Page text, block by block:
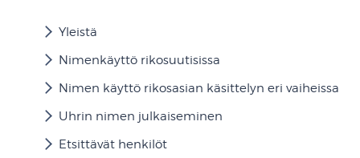
Yleistä
Nimenkäyttö rikosuutisissa
Nimen käyttö rikosasian käsittelyn eri vaiheissa
Uhrin nimen julkaiseminen
Etsittävät henkilöt